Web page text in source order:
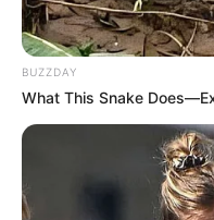
LIHAT
BUZZDAY
What This Snake